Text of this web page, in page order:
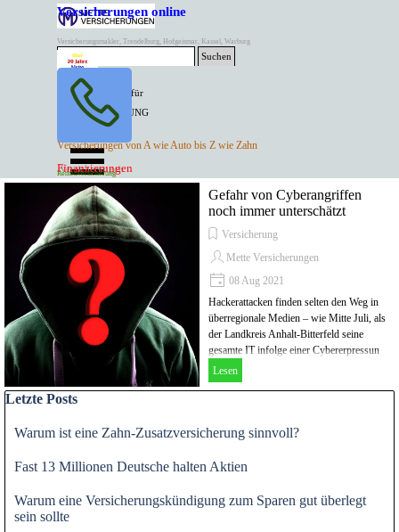
Direkt zum Seiteninhalt
Versicherungen online
Versicherungsmakler, Trendelburg, Hofgeismar, Kassel, Warburg
BESTER PREIS für
SPITZEN LEISTUNG
ANGEBOTE
Versicherungen von A wie Auto bis Z wie Zahn
Kontakt Tel. 05671/7799991
Mette Versicherungen
Suchen
Versicherungen
Finanzierungen
Rentenversicherung
Menü überspringen
Gefahr von Cyberangriffen
noch immer unterschätzt
Versicherung
Mette Versicherungen
08 Aug 2021
Hackerattacken finden selten den Weg in
überregionale Medien – wie Mitte Juli, als
der Landkreis Anhalt-Bitterfeld seine
gesamte IT infolge einer Cybererpressun
Lesen
Block überspringen Letzte Posts
Letzte Posts
Warum ist eine Zahn-Zusatzversicherung sinnvoll?
Fast 13 Millionen Deutsche halten Aktien
Warum eine Versicherungskündigung zum Sparen gut überlegt
sein sollte